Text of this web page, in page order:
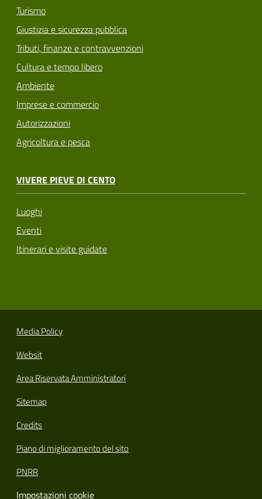
Turismo
Giustizia e sicurezza pubblica
Tributi, finanze e contravvenzioni
Cultura e tempo libero
Ambiente
Imprese e commercio
Autorizzazioni
Agricoltura e pesca
VIVERE PIEVE DI CENTO
Luoghi
Eventi
Itinerari e visite guidate
Media Policy
Websit
Area Riservata Amministratori
Sitemap
Credits
Piano di miglioramento del sito
PNRR
Impostazioni cookie